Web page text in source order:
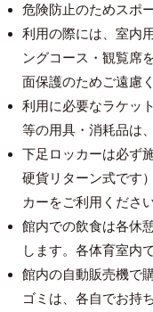
危険防止のためスポ
利用の際には、室内
ングコース・観覧席
面保護のためご遠慮
利用に必要なラケッ
等の用具・消耗品は
下足ロッカーは必ず
硬貨リターン式です
カーをご利用ください
館内での飲食は各休
します。各体育室内
館内の自動販売機で
ゴミは、各自でお持